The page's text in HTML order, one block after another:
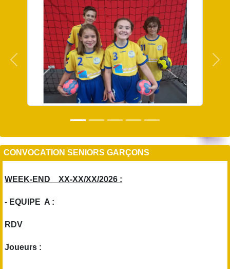
Précedent
CONVOCATION SENIORS GARÇONS
WEEK-END XX-XX/XX/2026 :
- EQUIPE A :
RDV
Joueurs :